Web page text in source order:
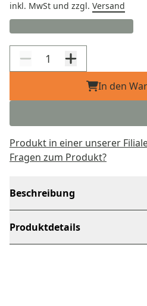
inkl. MwSt und zzgl. Versand
In den
Produkt in einer unserer
Fragen zum Produkt?
Beschreibung
Produktdetails